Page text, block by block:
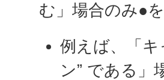
む」場合のみ●
例えば、「
ン” である」